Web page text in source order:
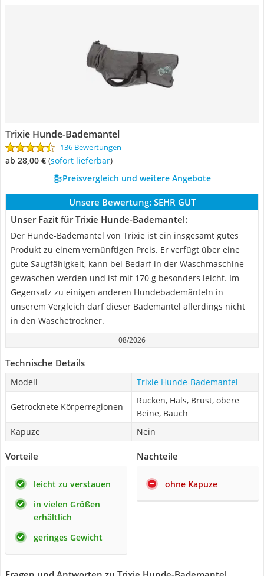
Trixie Hunde-Bademantel
136 Bewertungen
ab 28,00 € ( Sofort lieferbar)
Preisvergleich und weitere Angebote
Unsere Bewertung: SEHR GUT
Unser Fazit für Trixie Hunde-Bademantel:
Der Hunde-Bademantel von Trixie ist ein insgesamt gutes
Produkt zu einem vernünftigen Preis. Er verfügt über eine
gute Saugfähigkeit, kann bei Bedarf in der Waschmaschine
gewaschen werden und ist mit 170 g besonders leicht. Im
Gegensatz zu einigen anderen Hundebademänteln in
unserem Vergleich darf dieser Bademantel allerdings nicht
in den Wäschetrockner.
08/2026
Technische Details
Modell Trixie Hunde-Bademantel
Getrocknete Körperregionen
Rücken, Hals, Brust, obere
Beine, Bauch
Kapuze
Nein
Vorteile
leicht zu verstauen
in vielen Größen
erhältlich
geringes Gewicht
Nachteile
ohne Kapuze